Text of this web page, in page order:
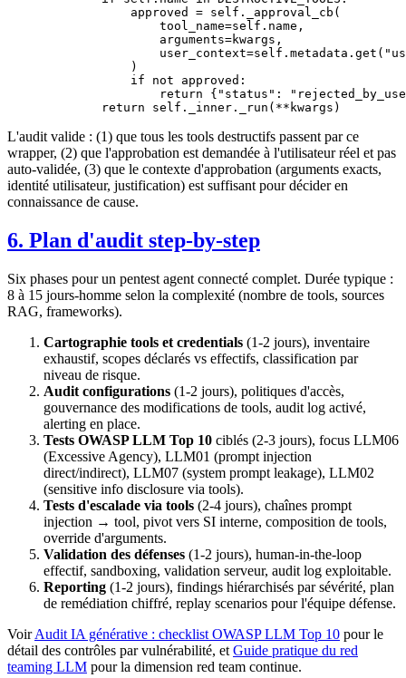
            approved
= self ._approval_cb(
                tool_name
=self .name,
                arguments
=kwargs,
                user_context
=self .metadata.get(
            )
            if
not approved:
                return
{ "status" :
        return
self ._inner._run( ** kwargs)
L'audit valide : (1) que tous les tools destructifs passent par ce
wrapper, (2) que l'approbation est demandée à l'utilisateur réel et pas
auto-validée, (3) que le contexte d'approbation (arguments exacts,
identité utilisateur, justification) est suffisant pour décider en
connaissance de cause.
6. Plan d'audit step-by-step
Six phases pour un pentest agent connecté complet. Durée typique :
8 à 15 jours-homme selon la complexité (nombre de tools, sources
RAG, frameworks).
Cartographie tools et credentials (1-2 jours), inventaire
exhaustif, scopes déclarés vs effectifs, classification par
niveau de risque.
Audit configurations (1-2 jours), politiques d'accès,
gouvernance des modifications de tools, audit log activé,
alerting en place.
Tests OWASP LLM Top 10 ciblés (2-3 jours), focus LLM06
(Excessive Agency), LLM01 (prompt injection
direct/indirect), LLM07 (system prompt leakage), LLM02
(sensitive info disclosure via tools).
Tests d'escalade via tools (2-4 jours), chaînes prompt
injection → tool, pivot vers SI interne, composition de tools,
override d'arguments.
Validation des défenses (1-2 jours), human-in-the-loop
effectif, sandboxing, validation serveur, audit log exploitable.
Reporting (1-2 jours), findings hiérarchisés par sévérité, plan
de remédiation chiffré, replay scenarios pour l'équipe défense.
VoirAudit IA générative : checklist OWASP LLM Top 10 pour le
détail des contrôles par vulnérabilité, et Guide pratique du red
teaming LLM pour la dimension red team continue.